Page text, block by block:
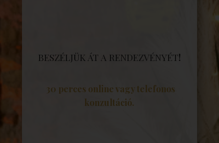
BESZÉLJÜK ÁT A RENDEZVÉNYÉT!
30 perces online vagy telefonos
konzultáció.